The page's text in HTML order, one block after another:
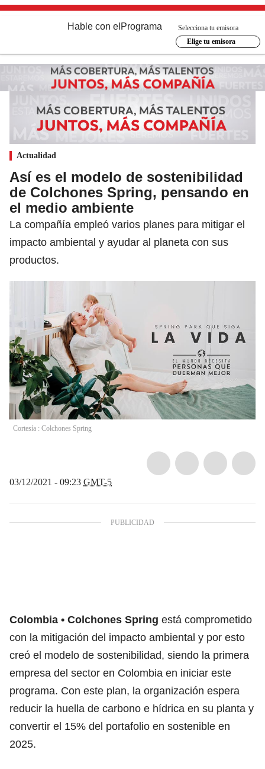
Hable con el Programa
Selecciona tu emisora
Elige tu emisora
Actualidad
Así es el modelo de sostenibilidad
de Colchones Spring, pensando en
el medio ambiente
La compañía empleó varios planes para mitigar el
impacto ambiental y ayudar al planeta con sus
productos.
Cortesía : Colchones Spring
03/12/2021 - 09:23 GMT-5
Colombia Colchones Spring está comprometido
con la mitigación del impacto ambiental y por esto
creó el modelo de sostenibilidad, siendo la primera
empresa del sector en Colombia en iniciar este
programa. Con este plan, la organización espera
reducir la huella de carbono e hídrica en su planta y
convertir el 15% del portafolio en sostenible en
2025.